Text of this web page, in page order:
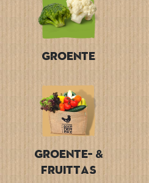
Groente
Groente- &
Fruittas